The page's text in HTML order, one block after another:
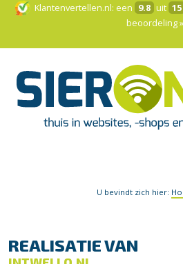
Klantenvertellen.nl: een 9.8 uit 15
beoordeling »
U bevindt zich hier:
REALISATIE VAN